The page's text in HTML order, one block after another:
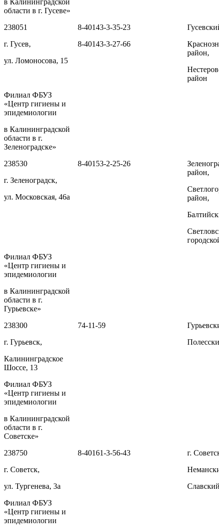
в Калининградской
области в г. Гусеве»
238051
г. Гусев,
ул. Ломоносова, 15
8-40143-3-35-23
8-40143-3-27-66
район,
район
Филиал ФБУЗ
«Центр гигиены и
эпидемиологии
в Калининградской
области в г.
Зеленоградске»
238530
г. Зеленоградск,
ул. Московская, 46а
8-40153-2-25-26
район,
район,
Филиал ФБУЗ
«Центр гигиены и
эпидемиологии
в Калининградской
области в г.
Гурьевске»
238300
г. Гурьевск,
Калининградское
Шоссе, 13
74-11-59
Филиал ФБУЗ
«Центр гигиены и
эпидемиологии
в Калининградской
области в г.
Советске»
238750
г. Советск,
ул. Тургенева, 3а
8-40161-3-56-43
г.
Филиал ФБУЗ
«Центр гигиены и
эпидемиологии